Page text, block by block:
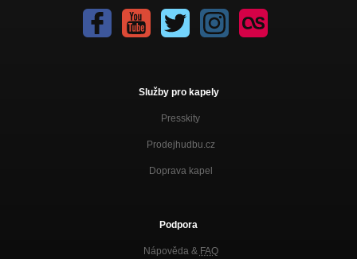
Služby pro kapely
Presskity
Prodejhudbu.cz
Doprava kapel
Podpora
Nápověda & FAQ